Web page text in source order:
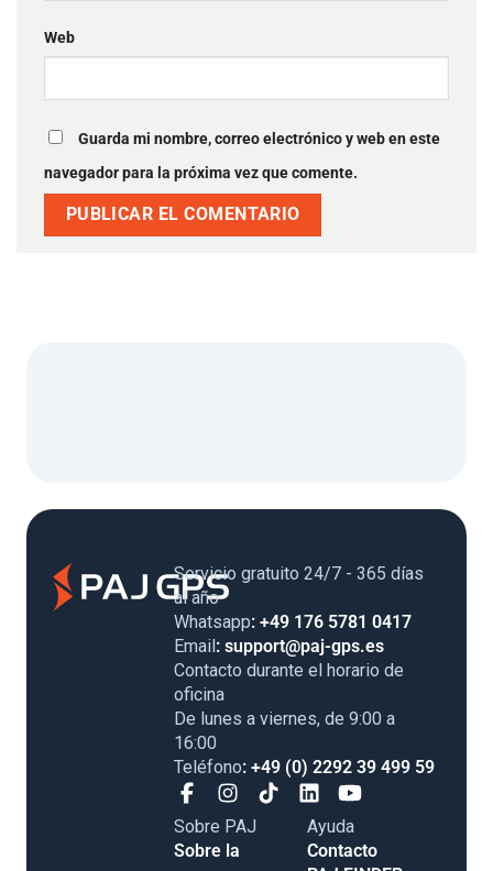
Web
Guarda mi nombre, correo electrónico y web en este
navegador para la próxima vez que comente.
Servicio gratuito 24/7 - 365 días
al año
Whatsapp: +49 176 5781 0417
Email: support@paj-gps.es
Contacto durante el horario de
oficina
De lunes a viernes, de 9:00 a
16:00
Teléfono: +49 (0) 2292 39 499 59
Sobre PAJ
Sobre la
Ayuda
Contacto